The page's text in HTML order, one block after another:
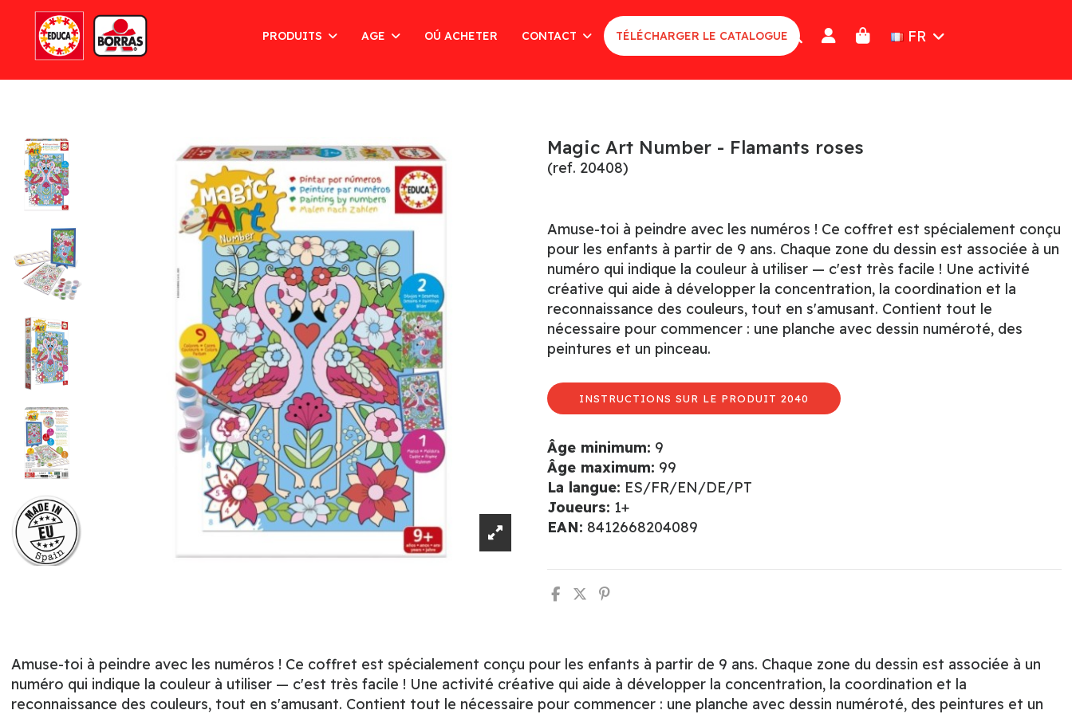
PRODUITS AGE OÚ ACHETER CONTACT TÉLÉCHARGER LE CATALOGUE FR
Magic Art Number - Flamants roses
(ref. 20408)
Amuse-toi à peindre avec les numéros ! Ce coffret est spécialement conçu
pour les enfants à partir de 9 ans. Chaque zone du dessin est associée à un
numéro qui indique la couleur à utiliser — c'est très facile ! Une activité
créative qui aide à développer la concentration, la coordination et la
reconnaissance des couleurs, tout en s'amusant. Contient tout le
nécessaire pour commencer : une planche avec dessin numéroté, des
peintures et un pinceau.
INSTRUCTIONS SUR LE PRODUIT 2040
Âge minimum: 9
Âge maximum: 99
La langue: ES/FR/EN/DE/PT
Joueurs: 1+
EAN: 8412668204089
Amuse-toi à peindre avec les numéros ! Ce coffret est spécialement conçu pour les enfants à partir de 9 ans. Chaque zone du dessin est associée à un
numéro qui indique la couleur à utiliser — c'est très facile ! Une activité créative qui aide à développer la concentration, la coordination et la
reconnaissance des couleurs, tout en s'amusant. Contient tout le nécessaire pour commencer : une planche avec dessin numéroté, des peintures et un